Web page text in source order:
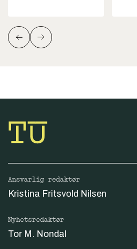
Ansvarlig redaktør
Kristina Fritsvold Nilsen
Nyhetsredaktør
Tor M. Nondal